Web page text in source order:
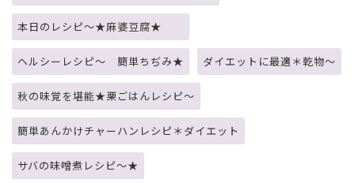
本日のレシピ～★麻婆豆腐★
ヘルシーレシピ～ 簡単ちぢみ★ ダイエットに最適＊乾物～
秋の味覚を堪能★栗ごはんレシピ～
簡単あんかけチャーハンレシピ＊ダイエット
サバの味噌煮レシピ～★